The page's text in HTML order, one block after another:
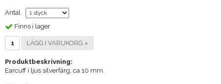
Antal
Finns i lager
LÄGG I VARUKORG »
Produktbeskrivning:
Earcuff i ljus silverfärg, ca 10 mm.